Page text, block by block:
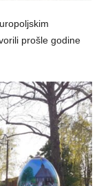
prošle godine